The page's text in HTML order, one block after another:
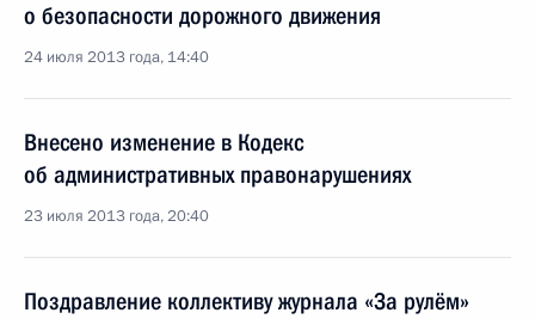
о безопасности дорожного движения
24 июля 2013 года, 14:40
Внесено изменение в Кодекс
об административных правонарушениях
23 июля 2013 года, 20:40
Поздравление коллективу журнала «За рулём»